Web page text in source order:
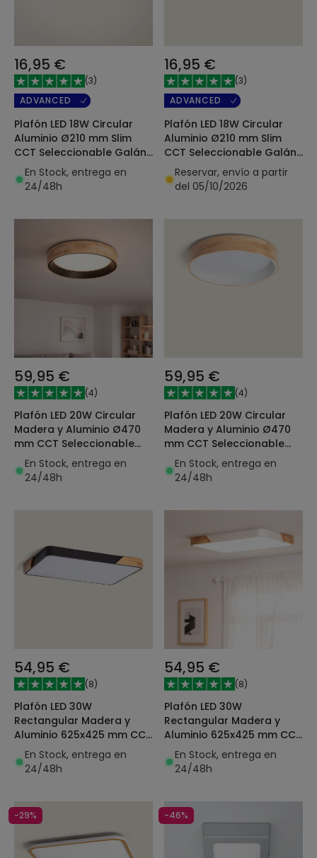
16,95 €
(3)
ADVANCED
Plafón LED 18W Circular
Aluminio Ø210 mm Slim
CCT Seleccionable Galán
SwitchDimm
En Stock, entrega en
24/48h
16,95 €
(3)
ADVANCED
Plafón LED 18W Circular
Aluminio Ø210 mm Slim
CCT Seleccionable Galán
SwitchDimm
Reservar, envío a partir
del 05/10/2026
59,95 €
(4)
Plafón LED 20W Circular
Madera y Aluminio Ø470
mm CCT Seleccionable
Dari
En Stock, entrega en
24/48h
59,95 €
(4)
Plafón LED 20W Circular
Madera y Aluminio Ø470
mm CCT Seleccionable
Dari
En Stock, entrega en
24/48h
54,95 €
(8)
Plafón LED 30W
Rectangular Madera y
Aluminio 625x425 mm CCT
Seleccionable Semi-Dari
En Stock, entrega en
24/48h
54,95 €
(8)
Plafón LED 30W
Rectangular Madera y
Aluminio 625x425 mm CCT
Seleccionable Semi-Dari
En Stock, entrega en
24/48h
-29% -46%